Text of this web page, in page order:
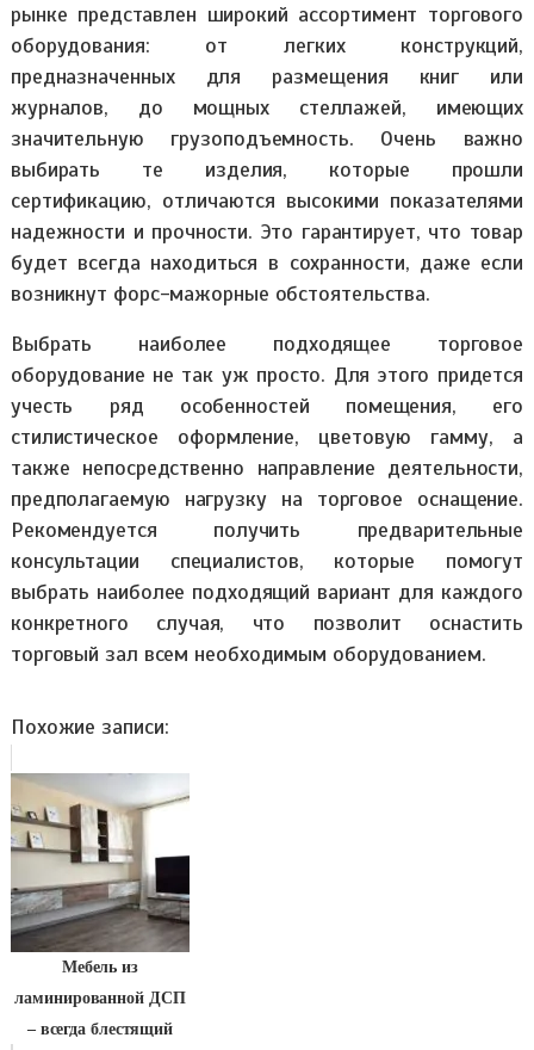
рынке представлен широкий ассортимент торгового
оборудования: от легких конструкций,
предназначенных для размещения книг или
журналов, до мощных стеллажей, имеющих
значительную грузоподъемность. Очень важно
выбирать те изделия, которые прошли
сертификацию, отличаются высокими показателями
надежности и прочности. Это гарантирует, что товар
будет всегда находиться в сохранности, даже если
возникнут форс-мажорные обстоятельства.
Выбрать наиболее подходящее торговое
оборудование не так уж просто. Для этого придется
учесть ряд особенностей помещения, его
стилистическое оформление, цветовую гамму, а
также непосредственно направление деятельности,
предполагаемую нагрузку на торговое оснащение.
Рекомендуется получить предварительные
консультации специалистов, которые помогут
выбрать наиболее подходящий вариант для каждого
конкретного случая, что позволит оснастить
торговый зал всем необходимым оборудованием.
Похожие записи:
Мебель из
ламинированной ДСП
– всегда блестящий